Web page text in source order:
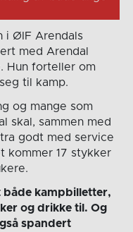
i ØIF Arendals
med Arendal
Hun forteller om
til kamp.
og mange som
skal, sammen med
godt med service
kommer 17 stykker
både kampbilletter,
og drikke til. Og
spandert